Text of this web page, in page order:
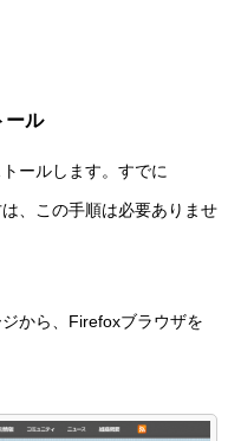
ール
ールします。すでに
、この手順は必要ありませ
から、Firefoxブラウザを